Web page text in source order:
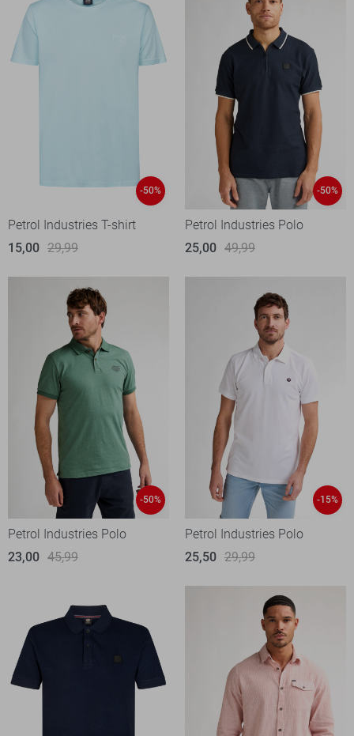
-50%
Petrol Industries T-shirt
15,00 29,99
-50%
Petrol Industries Polo
25,00 49,99
-50%
Petrol Industries Polo
23,00 45,99
-15%
Petrol Industries Polo
25,50 29,99